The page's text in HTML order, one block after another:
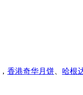
， 香港奇华月饼 哈根